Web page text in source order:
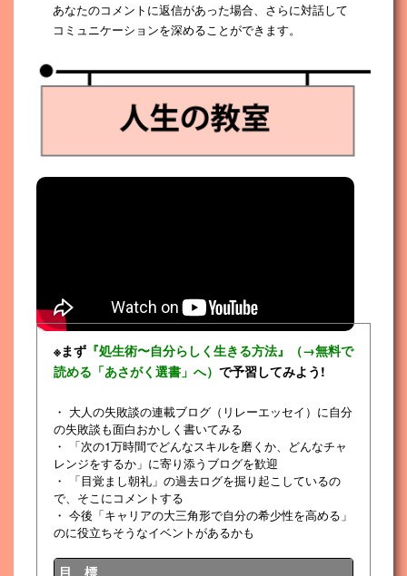
あなたのコメントに返信があった場合、さらに対話して
コミュニケーションを深めることができます。
※まず 『処生術〜自分らしく生きる方法』（→無料で
読める「あさがく選書」へ） で予習してみよう!
・ 大人の失敗談の連載ブログ（リレーエッセイ）に自分
の失敗談も面白おかしく書いてみる
・ 「次の1万時間でどんなスキルを磨くか、どんなチャ
レンジをするか」に寄り添うブログを歓迎
・ 「目覚まし朝礼」の過去ログを掘り起こしているの
で、そこにコメントする
・ 今後「キャリアの大三角形で自分の希少性を高める」
のに役立ちそうなイベントがあるかも
目 標